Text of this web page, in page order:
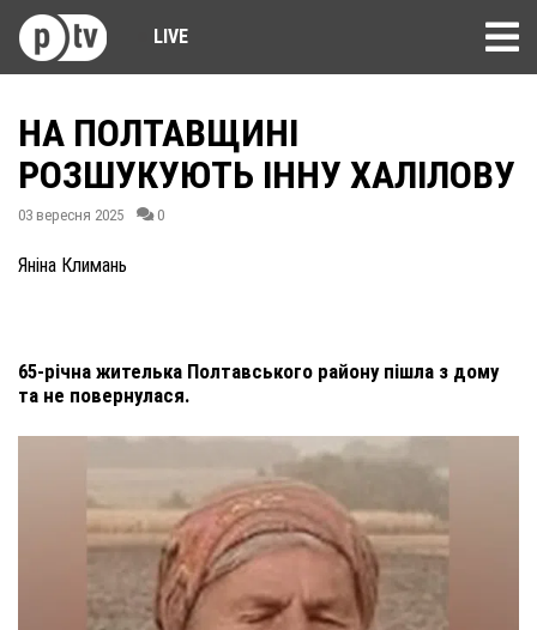
LIVE
НА ПОЛТАВЩИНІ
РОЗШУКУЮТЬ ІННУ ХАЛІЛОВУ
03 вересня 2025 0
Яніна Климань
65-річна жителька Полтавського району пішла з дому
та не повернулася.